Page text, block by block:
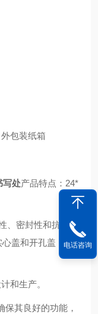
包装纸箱
写处产品特点：24*
、密封性和抗腐蚀
盖和开孔盖，可
和生产。
其良好的功能，
电话咨询